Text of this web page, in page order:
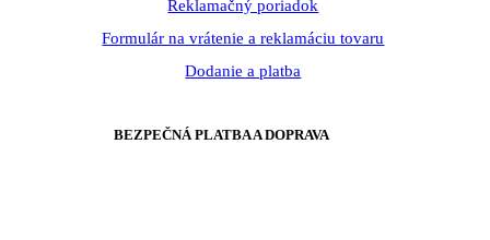
Reklamačný poriadok
Formulár na vrátenie a reklamáciu tovaru
Dodanie a platba
BEZPEČNÁ PLATBA A DOPRAVA